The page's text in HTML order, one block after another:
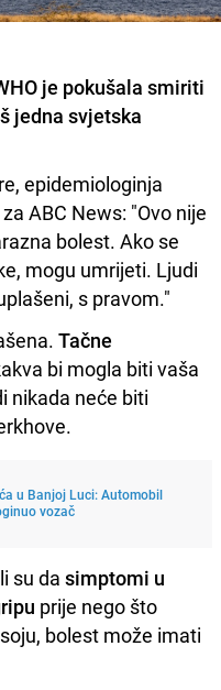
je pokušala smiriti
jedna svjetska
epidemiologinja
ABC News: "Ovo nije
bolest. Ako se
mogu umrijeti. Ljudi
s pravom."
Tačne
bi mogla biti vaša
nikada neće biti
u Banjoj Luci: Automobil
vozač
su da simptomi u
prije nego što
bolest može imati